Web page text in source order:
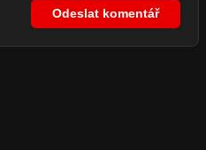
Odeslat komentář